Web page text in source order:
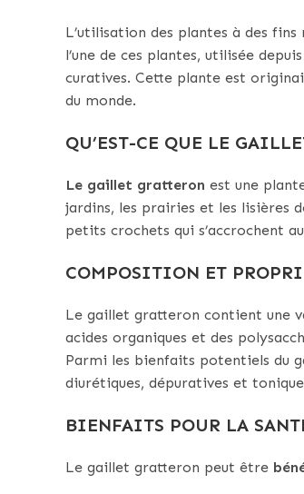
L’utilisation des plantes à des
l’une de ces plantes, utilisée
curatives. Cette plante est
du monde.
QU’EST-CE QUE LE
Le gaillet gratteron est une
jardins, les prairies et les lisières
petits crochets qui s’accrochent
COMPOSITION ET
Le gaillet gratteron contient une
acides organiques et des
Parmi les bienfaits potentiels du
diurétiques, dépuratives et
BIENFAITS POUR LA
Le gaillet gratteron peut être